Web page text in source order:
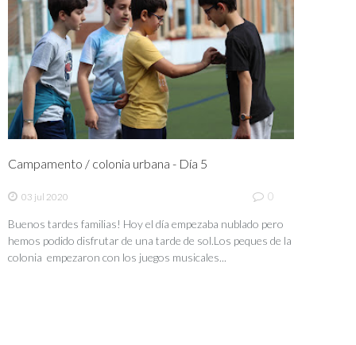
Campamento / colonia urbana - Día 5
03 jul 2020 0
Buenos tardes familias! Hoy el día empezaba nublado pero
hemos podido disfrutar de una tarde de sol.Los peques de la
colonia empezaron con los juegos musicales...